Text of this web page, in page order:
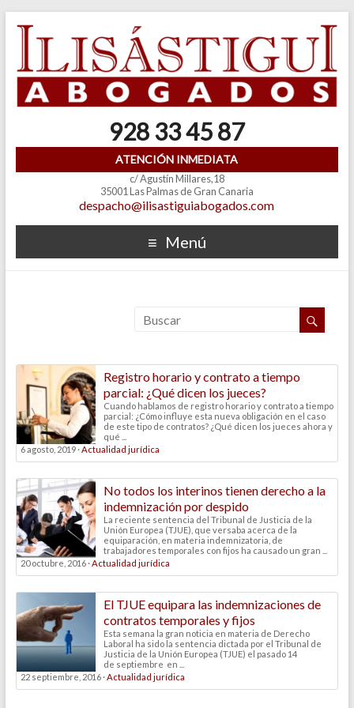
928 33 45 87
ATENCIÓN INMEDIATA
c/ Agustín Millares,18
35001 Las Palmas de Gran Canaria
despacho@ilisastiguiabogados.com
Menú
Registro horario y contrato a tiempo
parcial: ¿Qué dicen los jueces?
Cuando hablamos de registro horario y contrato a tiempo
parcial: ¿Cómo influye esta nueva obligación en el caso
de este tipo de contratos? ¿Qué dicen los jueces ahora y
qué ...
6 agosto, 2019 ·Actualidad jurídica
No todos los interinos tienen derecho a la
indemnización por despido
La reciente sentencia del Tribunal de Justicia de la
Unión Europea (TJUE), que versaba acerca de la
equiparación, en materia indemnizatoria, de
trabajadores temporales con fijos ha causado un gran ...
20 octubre, 2016 ·Actualidad jurídica
El TJUE equipara las indemnizaciones de
contratos temporales y fijos
Esta semana la gran noticia en materia de Derecho
Laboral ha sido la sentencia dictada por el Tribunal de
Justicia de la Unión Europea (TJUE) el pasado 14
de septiembre en ...
22 septiembre, 2016 ·Actualidad jurídica